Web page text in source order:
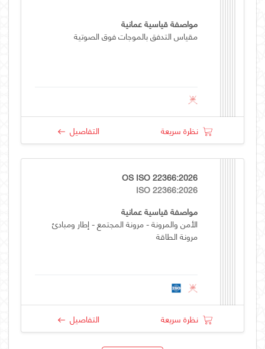
مواصفة قياسية عمانية
مقياس التدفق بالموجات فوق الصوتية
نظرة سريعة التفاصيل
OS ISO 22366:2026
ISO 22366:2026
مواصفة قياسية عمانية
الأمن والمرونة - مرونة المجتمع - إطار ومبادئ
مرونة الطاقة
نظرة سريعة التفاصيل